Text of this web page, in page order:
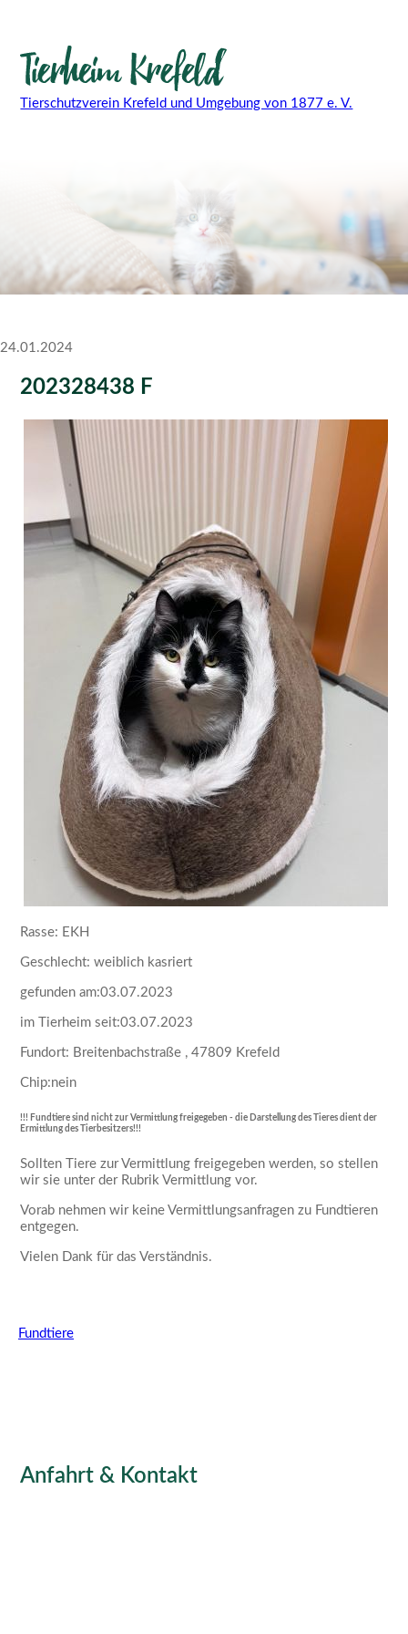
Tierschutzverein Krefeld und Umgebung von 1877 e. V.
24.01.2024
202328438 F
Rasse: EKH
Geschlecht: weiblich kasriert
gefunden am:03.07.2023
im Tierheim seit:03.07.2023
Fundort: Breitenbachstraße , 47809 Krefeld
Chip:nein
!!! Fundtiere sind nicht zur Vermittlung freigegeben - die Darstellung des Tieres dient der
Ermittlung des Tierbesitzers!!!
Sollten Tiere zur Vermittlung freigegeben werden, so stellen
wir sie unter der Rubrik Vermittlung vor.
Vorab nehmen wir keine Vermittlungsanfragen zu Fundtieren
entgegen.
Vielen Dank für das Verständnis.
Fundtiere
Anfahrt & Kontakt